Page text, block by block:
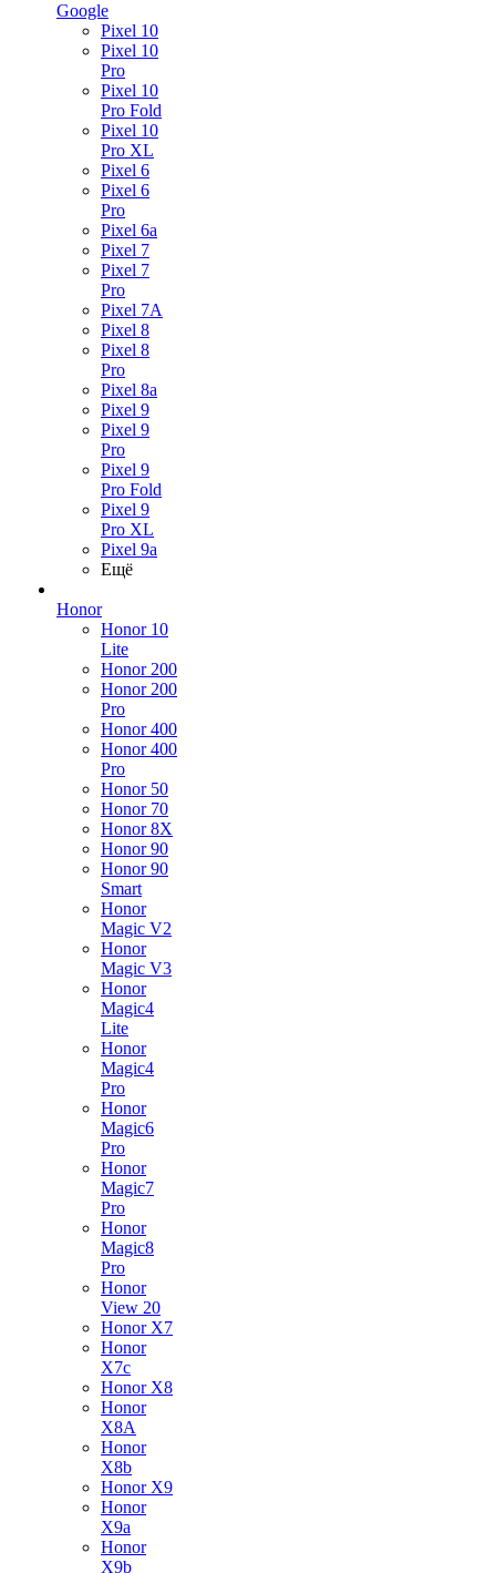
Google
Pixel 10
Pixel 10
Pro
Pixel 10
Pro Fold
Pixel 10
Pro XL
Pixel 6
Pixel 6
Pro
Pixel 6a
Pixel 7
Pixel 7
Pro
Pixel 7A
Pixel 8
Pixel 8
Pro
Pixel 8a
Pixel 9
Pixel 9
Pro
Pixel 9
Pro Fold
Pixel 9
Pro XL
Pixel 9a
Ещё
Honor
Honor 10
Lite
Honor 200
Honor 200
Pro
Honor 400
Honor 400
Pro
Honor 50
Honor 70
Honor 8X
Honor 90
Honor 90
Smart
Honor
Magic V2
Honor
Magic V3
Honor
Magic4
Lite
Honor
Magic4
Pro
Honor
Magic6
Pro
Honor
Magic7
Pro
Honor
Magic8
Pro
Honor
View 20
Honor X7
Honor
X7c
Honor X8
Honor
X8A
Honor
X8b
Honor X9
Honor
X9a
Honor
X9b